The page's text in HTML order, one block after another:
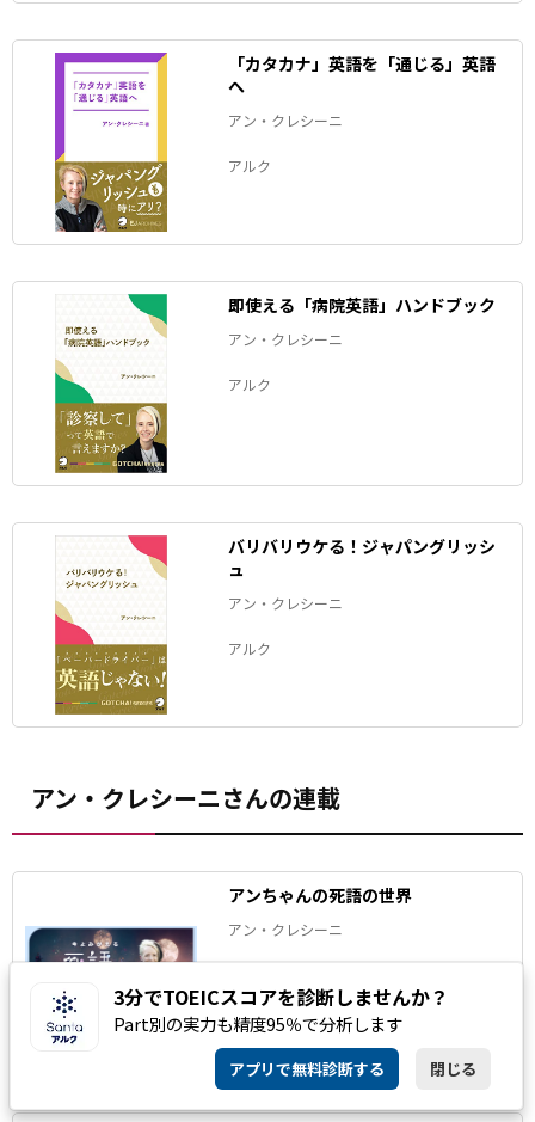
「カタカナ」英語を「通じる」英語
へ
アン・クレシーニ
アルク
即使える「病院英語」ハンドブック
アン・クレシーニ
アルク
バリバリウケる！ジャパングリッシ
ュ
アン・クレシーニ
アルク
アン・クレシーニさんの連載
アンちゃんの死語の世界
アン・クレシーニ
もが知っていたのに、今はすっかりすたれ
た言葉――死語となった日本語を、アンちゃん
が毎回１つ、ピックアップして解説しま
す。
3分でTOEICスコアを診断しませんか？
Part別の実力も精度95％で分析します
アプリで無料診断する 閉じる